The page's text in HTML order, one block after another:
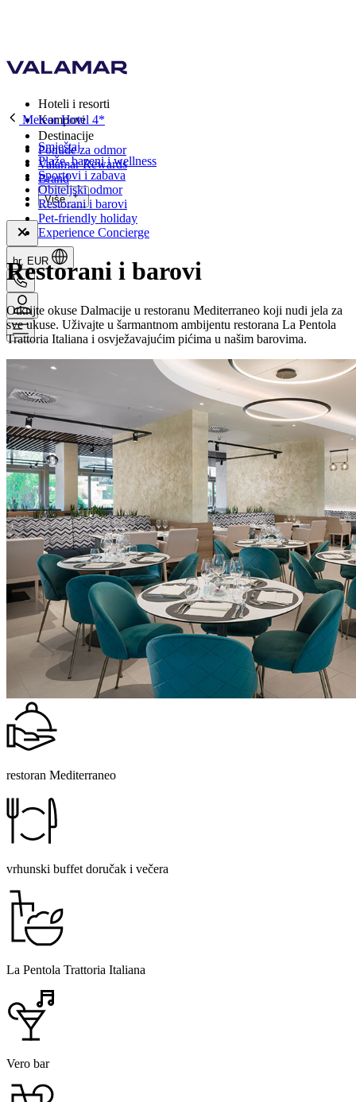
Hoteli i resorti
Kampovi
Destinacije
Ponude za odmor
Valamar Rewards
Brand
Više
hr, EUR
Meteor Hotel 4*
Smještaj
Plaže, bazeni i wellness
Sportovi i zabava
Obiteljski odmor
Restorani i barovi
Pet-friendly holiday
Experience Concierge
Restorani i barovi
Otkrijte okuse Dalmacije u restoranu Mediterraneo koji nudi jela za
sve ukuse. Uživajte u šarmantnom ambijentu restorana La Pentola
Trattoria Italiana i osvježavajućim pićima u našim barovima.
restoran Mediterraneo
vrhunski buffet doručak i večera
La Pentola Trattoria Italiana
Vero bar